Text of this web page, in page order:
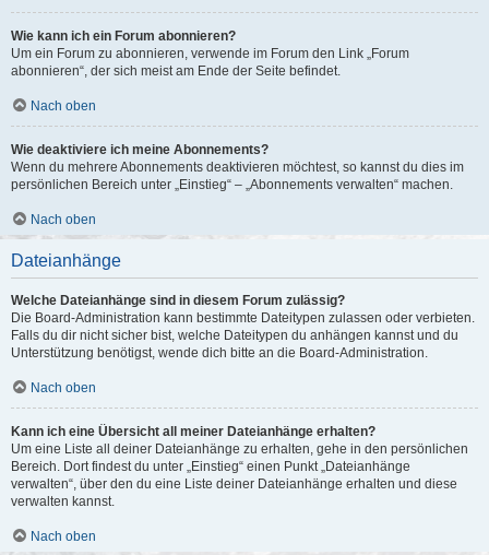
Wie kann ich ein Forum abonnieren?
Um ein Forum zu abonnieren, verwende im Forum den Link „Forum
abonnieren“, der sich meist am Ende der Seite befindet.
Nach oben
Wie deaktiviere ich meine Abonnements?
Wenn du mehrere Abonnements deaktivieren möchtest, so kannst du dies im
persönlichen Bereich unter „Einstieg“ – „Abonnements verwalten“ machen.
Nach oben
Dateianhänge
Welche Dateianhänge sind in diesem Forum zulässig?
Die Board-Administration kann bestimmte Dateitypen zulassen oder verbieten.
Falls du dir nicht sicher bist, welche Dateitypen du anhängen kannst und du
Unterstützung benötigst, wende dich bitte an die Board-Administration.
Nach oben
Kann ich eine Übersicht all meiner Dateianhänge erhalten?
Um eine Liste all deiner Dateianhänge zu erhalten, gehe in den persönlichen
Bereich. Dort findest du unter „Einstieg“ einen Punkt „Dateianhänge
verwalten“, über den du eine Liste deiner Dateianhänge erhalten und diese
verwalten kannst.
Nach oben